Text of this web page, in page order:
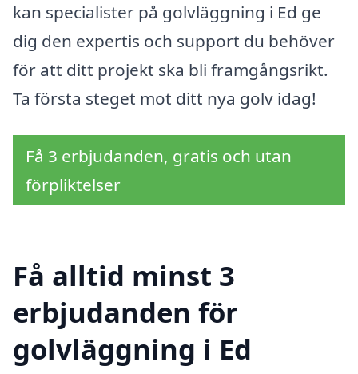
kan specialister på golvläggning i Ed ge
dig den expertis och support du behöver
för att ditt projekt ska bli framgångsrikt.
Ta första steget mot ditt nya golv idag!
Få 3 erbjudanden, gratis och utan
förpliktelser
Få alltid minst 3
erbjudanden för
golvläggning i Ed